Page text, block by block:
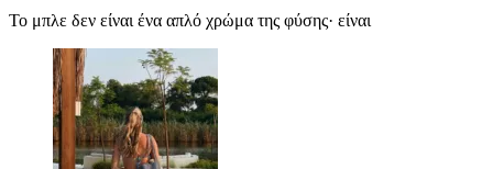
Το μπλε δεν είναι ένα απλό χρώμα της φύσης· είναι